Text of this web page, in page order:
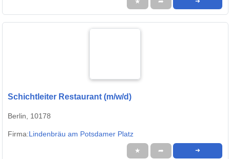
Schichtleiter Restaurant (m/w/d)
Berlin, 10178
Firma:Lindenbräu am Potsdamer Platz
★ ➦ ➜